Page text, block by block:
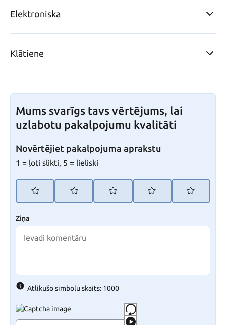
Elektroniska
Klātiene
Mums svarīgs tavs vērtējums, lai
uzlabotu pakalpojumu kvalitāti
Novērtējiet pakalpojuma aprakstu
1 = ļoti slikti, 5 = lieliski
Ziņa
Atlikušo simbolu skaits: 1000